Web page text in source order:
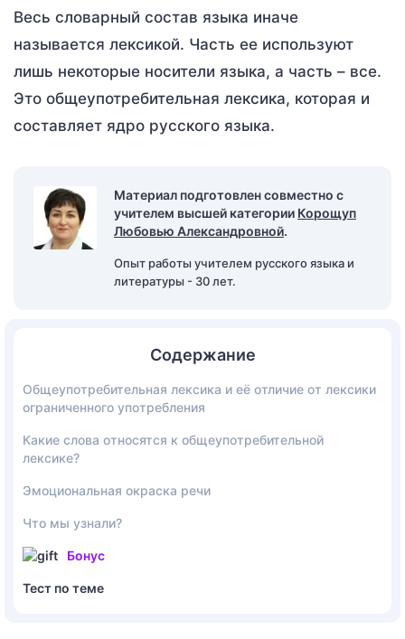
Весь словарный состав языка иначе
называется лексикой. Часть ее используют
лишь некоторые носители языка, а часть – все.
Это общеупотребительная лексика, которая и
составляет ядро русского языка.
Материал подготовлен совместно с
учителем высшей категории Корощуп
Любовью Александровной.
Опыт работы учителем русского языка и
литературы - 30 лет.
Содержание
Общеупотребительная лексика и её отличие от лексики
ограниченного употребления
Какие слова относятся к общеупотребительной
лексике?
Эмоциональная окраска речи
Что мы узнали?
Бонус
Тест по теме